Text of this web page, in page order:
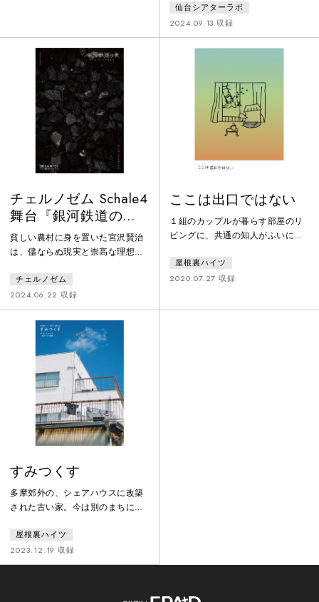
いただだけであり、一人の人間と
して、対等に見られていないので
はないか」ヘンリック・イップセ
ンの名作戯曲「人形の家」を換骨
奪胎し、現代的に描く構成演劇。
かつての精彩を欠き、二世の社長
からは厄介者として扱われてい
る。妻のリンダは夫を献身的に支
えているが、大人になっても自立
い溝ができている。手にしたと思
った夢はもろくも崩れ、絶望した
ウイリーは家族のためにある決断
を下す。近代戯曲の物語を活かし
た「物語る演劇」シリーズ第一
仙台シアターラボ
2024.09.13 収録
チェルノゼム Schale4
舞台『銀河鉄道の
夜』
貧しい農村に身を置いた宮沢賢治
は、儘ならぬ現実と崇高な理想、
まっすぐに理想に向かおうとし
た。早世した彼の生涯を、父・政
次郎は「天馬」に例えた。また、
妹のトシも大変な才女でありなが
ら、若くしてこの世を去ってい
る。宝石のような二人に先立たれ
た親を想いながら、東北の俳優た
ちと『銀河鉄道の夜』を、賢治が
愛した演劇を用いて、“劇”を、す
る。滅多に星空を見上げなくなっ
た、わたした
チェルノゼム
2024.06.22 収録
ここは出口ではない
１組のカップルが暮らす部屋のリ
ビングに、共通の知人がふいに現
人はもう知っていて、けれどもそ
れを迎え入れる。つかの間の再会
ったという見ず知らずの他人も後
屋根裏ハイツ
2020.07.27 収録
すみつくす
多摩郊外の、シェアハウスに改築
された古い家。今は別のまちに暮
て土地ごと売りに出されることが
決まっている。3月下旬、ある金
曜日の夕方、居住者たちが集まる
屋根裏ハイツ
2023.12.19 収録